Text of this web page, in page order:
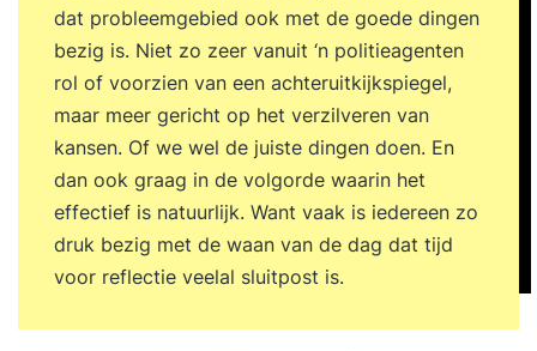
dat probleemgebied ook met de goede dingen
bezig is. Niet zo zeer vanuit ‘n politieagenten
rol of voorzien van een achteruitkijkspiegel,
maar meer gericht op het verzilveren van
kansen. Of we wel de juiste dingen doen. En
dan ook graag in de volgorde waarin het
effectief is natuurlijk. Want vaak is iedereen zo
druk bezig met de waan van de dag dat tijd
voor reflectie veelal sluitpost is.